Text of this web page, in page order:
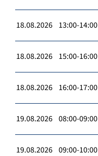
18.08.2026 13:00-14:00
18.08.2026 15:00-16:00
18.08.2026 16:00-17:00
19.08.2026 08:00-09:00
19.08.2026 09:00-10:00